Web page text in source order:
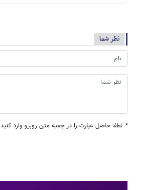
نظر شما
* لطفا حاصل عبارت را در جعبه متن روبرو وارد کنید